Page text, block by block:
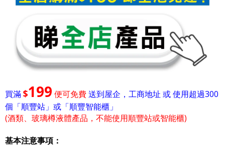
買滿$199 便可免費送到屋企，工商地址 或 使用超過300
個「順豐站」或「順豐智能櫃」
(酒類、玻璃樽液體產品，不能使用順豐站或智能櫃)
基本注意事項：